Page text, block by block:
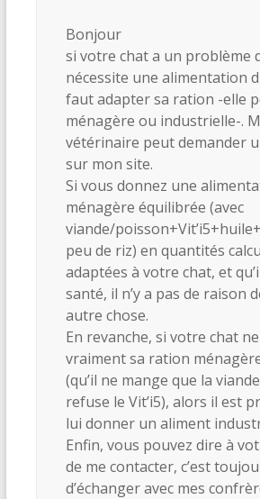
Bonjour
si votre chat a un problème
nécessite une alimentation
faut adapter sa ration -elle
ménagère ou industrielle-.
vétérinaire peut demander
sur mon site.
Si vous donnez une
ménagère équilibrée (avec
viande/
peu de riz) en quantités
adaptées à votre chat, et
santé, il n’y a pas de raison
autre chose.
En revanche, si votre chat
vraiment sa ration
(qu’il ne mange que la
refuse le Vit’i5), alors il est
lui donner un aliment
Enfin, vous pouvez dire à
de me contacter, c’est
d’échanger avec mes